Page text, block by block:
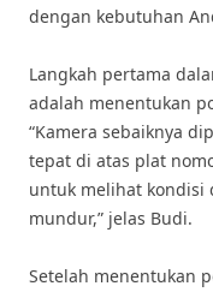
dengan kebutuhan
Langkah pertama
adalah menentukan
“Kamera sebaiknya
tepat di atas plat
untuk melihat kondisi
mundur,” jelas Budi.
Setelah menentukan